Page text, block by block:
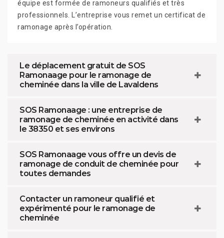
équipe est formée de ramoneurs qualifiés et très
professionnels. L’entreprise vous remet un certificat de
ramonage après l’opération.
Le déplacement gratuit de SOS
Ramonaage pour le ramonage de
cheminée dans la ville de Lavaldens
SOS Ramonaage : une entreprise de
ramonage de cheminée en activité dans
le 38350 et ses environs
SOS Ramonaage vous offre un devis de
ramonage de conduit de cheminée pour
toutes demandes
Contacter un ramoneur qualifié et
expérimenté pour le ramonage de
cheminée